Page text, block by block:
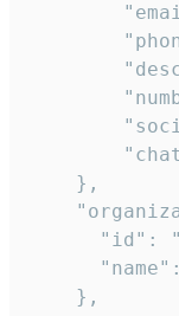
    },
"id":
    },